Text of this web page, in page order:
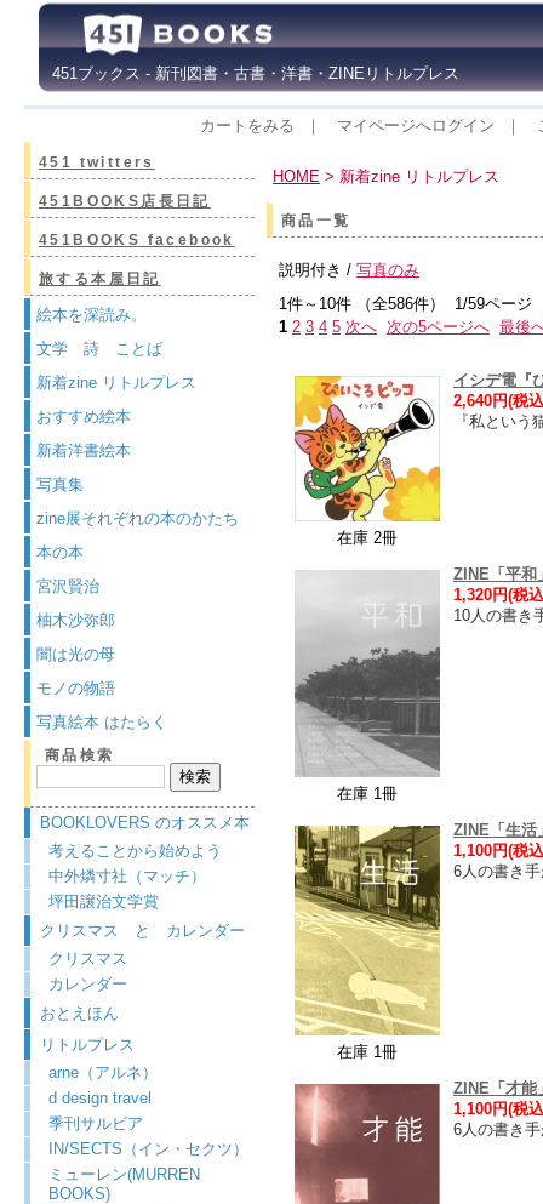
451ブックス - 新刊図書・古書・洋書・ZINEリトルプレス
カートをみる ｜ マイページへログイン ｜
451 twitters
451BOOKS店長日記
451BOOKS facebook
旅する本屋日記
絵本を深読み。
文学 詩 ことば
新着zine リトルプレス
おすすめ絵本
新着洋書絵本
写真集
zine展それぞれの本のかたち
本の本
宮沢賢治
柚木沙弥郎
闇は光の母
モノの物語
写真絵本 はたらく
商品検索
BOOKLOVERS のオススメ本
考えることから始めよう
中外燐寸社（マッチ）
坪田譲治文学賞
クリスマス と カレンダー
クリスマス
カレンダー
おとえほん
リトルプレス
arne（アルネ）
d design travel
季刊サルビア
IN/SECTS（イン・セクツ）
ミューレン(MURREN
BOOKS)
HOME > 新着zine リトルプレス
商品一覧
説明付き / 写真のみ
1件～10件 （全586件） 1/59ページ
1 2 3 4 5 次へ 次の5ページへ 最後
在庫 2冊
イシデ電『
2,640円(税
『私とい
在庫 1冊
ZINE「平和
1,320円(税
10人の書き
在庫 1冊
ZINE「生活
1,100円(税
6人の書き
ZINE「才能
1,100円(税
6人の書き